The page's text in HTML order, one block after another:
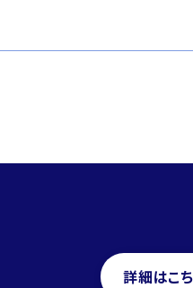
詳細はこ